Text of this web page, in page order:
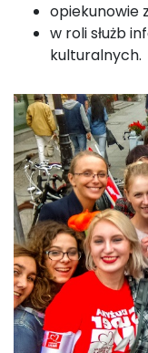
opiekunowie
w roli służb
kulturalnych.